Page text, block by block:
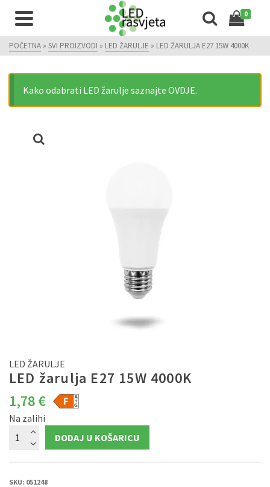
0
POČETNA » SVI PROIZVODI » LED ŽARULJE » LED ŽARULJA E27 15W 4000K
Kako odabrati LED žarulje saznajte OVDJE.
LED ŽARULJE
LED žarulja E27 15W 4000K
1,78€
Na zalihi
žarulja
E27
DODAJ U KOŠARICU
SKU: 051248